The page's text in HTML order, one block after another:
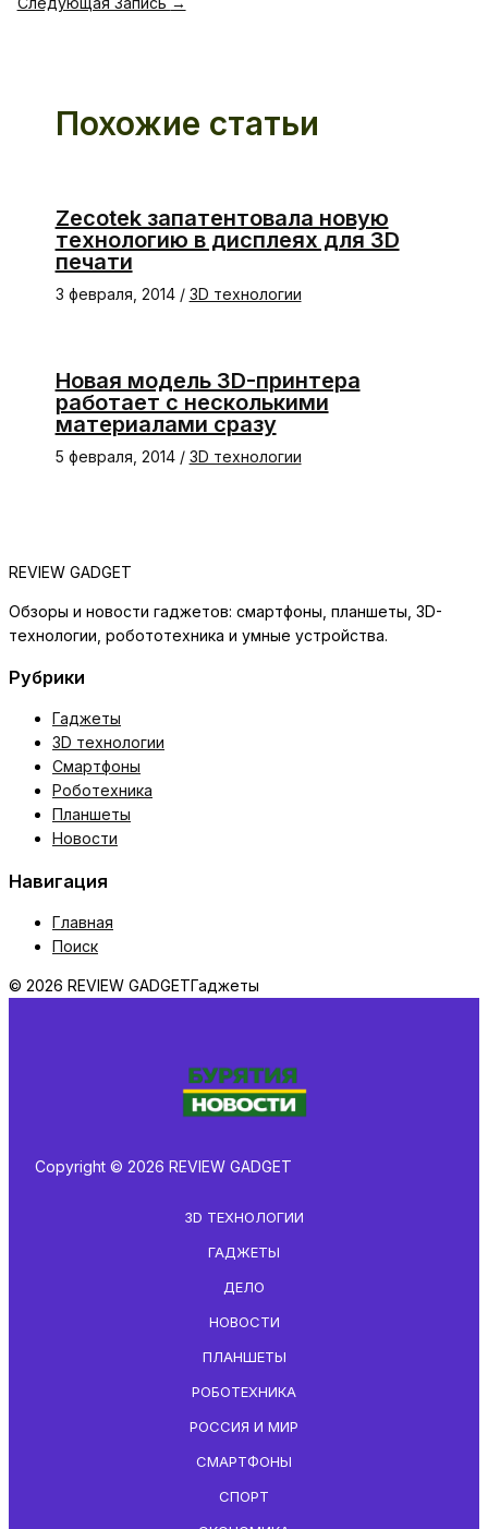
Похожие статьи
Zecotek запатентовала новую
технологию в дисплеях для 3D
печати
3 февраля, 2014 / 3D технологии
Новая модель 3D-принтера
работает с несколькими
материалами сразу
5 февраля, 2014 / 3D технологии
REVIEW GADGET
Обзоры и новости гаджетов: смартфоны, планшеты, 3D-
технологии, робототехника и умные устройства.
Рубрики
Гаджеты
3D технологии
Смартфоны
Роботехника
Планшеты
Новости
Навигация
Главная
Поиск
© 2026 REVIEW GADGETГаджеты
Copyright © 2026 REVIEW GADGET
3D ТЕХНОЛОГИИ
ГАДЖЕТЫ
ДЕЛО
НОВОСТИ
ПЛАНШЕТЫ
РОБОТЕХНИКА
РОССИЯ И МИР
СМАРТФОНЫ
СПОРТ